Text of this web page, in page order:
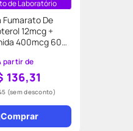
de Laboratório
Fumarato De
12mcg +
400mcg 60
partir de
136,31
(sem desconto)
Comprar